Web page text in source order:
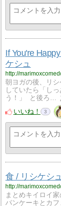
If You're
ケシュ
http://
朝ヨガの後、リ
していたら「し
う！」 と後ろ…
いいね！
3
食 / リシケシュ
http://
まとめキイロイ
パンケーキとカ